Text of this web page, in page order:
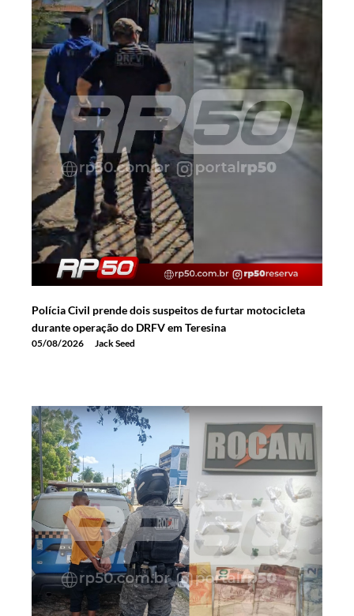
Polícia Civil prende dois suspeitos de furtar motocicleta
durante operação do DRFV em Teresina
05/08/2026 Jack Seed